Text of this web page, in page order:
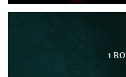
1